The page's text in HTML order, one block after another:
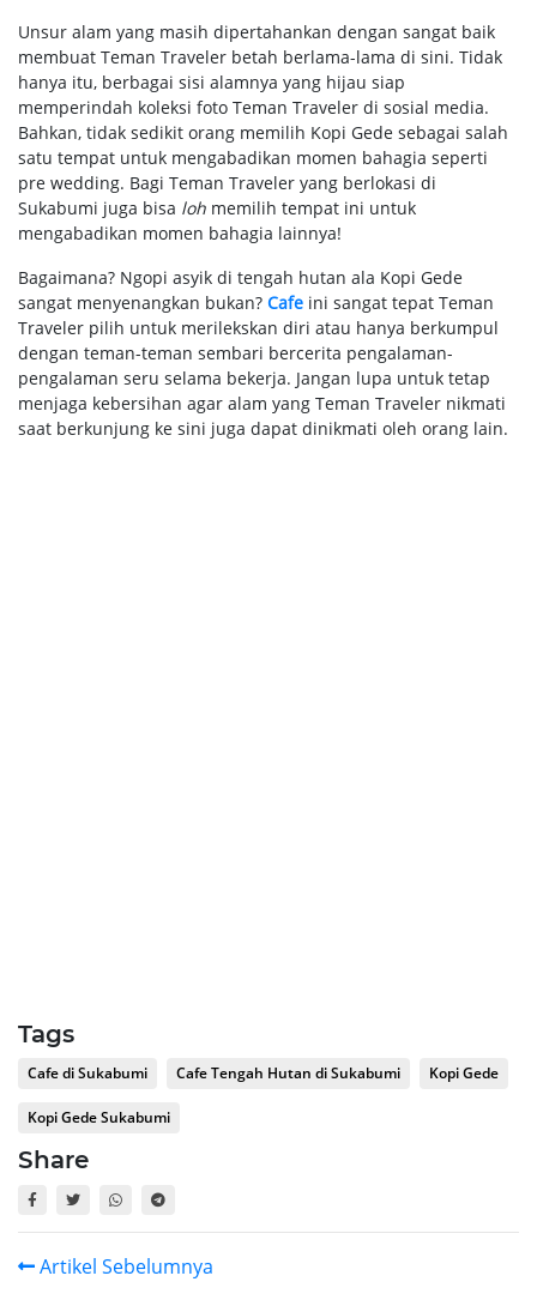
Unsur alam yang masih dipertahankan dengan sangat baik
membuat Teman Traveler betah berlama-lama di sini. Tidak
hanya itu, berbagai sisi alamnya yang hijau siap
memperindah koleksi foto Teman Traveler di sosial media.
Bahkan, tidak sedikit orang memilih Kopi Gede sebagai salah
satu tempat untuk mengabadikan momen bahagia seperti
pre wedding. Bagi Teman Traveler yang berlokasi di
Sukabumi juga bisa loh memilih tempat ini untuk
mengabadikan momen bahagia lainnya!
Bagaimana? Ngopi asyik di tengah hutan ala Kopi Gede
sangat menyenangkan bukan? Cafe ini sangat tepat Teman
Traveler pilih untuk merilekskan diri atau hanya berkumpul
dengan teman-teman sembari bercerita pengalaman-
pengalaman seru selama bekerja. Jangan lupa untuk tetap
menjaga kebersihan agar alam yang Teman Traveler nikmati
saat berkunjung ke sini juga dapat dinikmati oleh orang lain.
Tags
Cafe di Sukabumi Cafe Tengah Hutan di Sukabumi Kopi Gede
Kopi Gede Sukabumi
Share
Artikel Sebelumnya